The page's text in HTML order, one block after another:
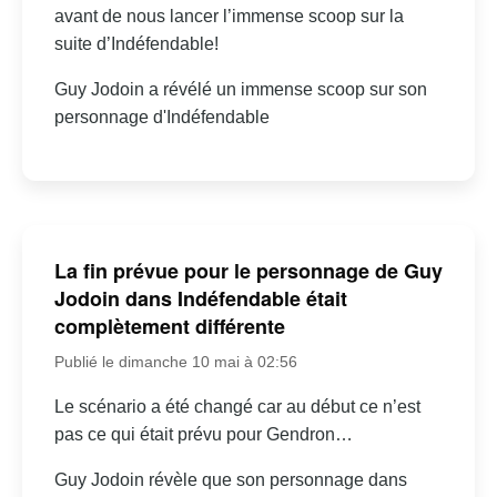
avant de nous lancer l’immense scoop sur la
suite d’Indéfendable!
Guy Jodoin a révélé un immense scoop sur son
personnage d'Indéfendable
La fin prévue pour le personnage de Guy
Jodoin dans Indéfendable était
complètement différente
Publié le dimanche 10 mai à 02:56
Le scénario a été changé car au début ce n’est
pas ce qui était prévu pour Gendron…
Guy Jodoin révèle que son personnage dans